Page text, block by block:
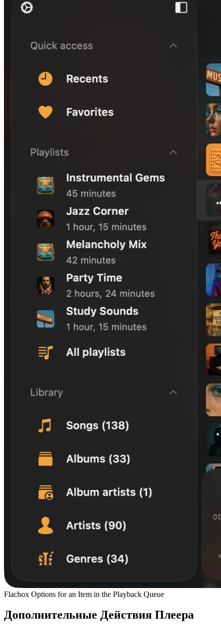
Flacbox Options for an Item in the Playback Queue
Дополнительные Действия Плеера